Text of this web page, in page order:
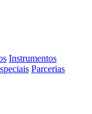
Instrumentos
Parcerias